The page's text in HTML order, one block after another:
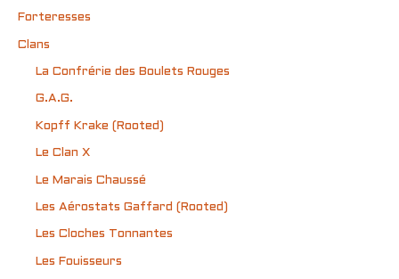
Forteresses
Clans
La Confrérie des Boulets Rouges
G.A.G.
Kopff Krake (Rooted)
Le Clan X
Le Marais Chaussé
Les Aérostats Gaffard (Rooted)
Les Cloches Tonnantes
Les Fouisseurs